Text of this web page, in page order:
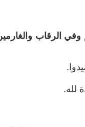
وفي الرقاب